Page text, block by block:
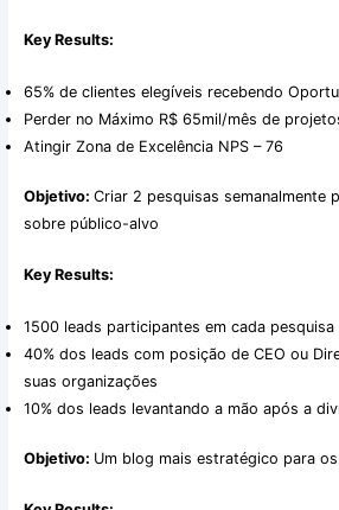
Key Results:
65% de clientes elegíveis recebendo
Perder no Máximo R$ 65mil/mês de
Atingir Zona de Excelência NPS – 76
Objetivo: Criar 2 pesquisas semanalmente
sobre público-alvo
Key Results:
1500 leads participantes em cada pesquisa
40% dos leads com posição de CEO ou
suas organizações
10% dos leads levantando a mão após a
Objetivo: Um blog mais estratégico para